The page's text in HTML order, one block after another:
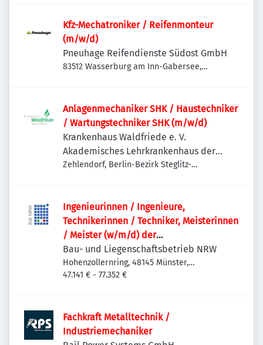
Kfz-Mechatroniker / Reifenmonteur
(m/w/d)
Pneuhage Reifendienste Südost GmbH
83512 Wasserburg am Inn-Gabersee,
Anlagenmechaniker SHK / Haustechniker
/ Wartungstechniker SHK (m/w/d)
Krankenhaus Waldfriede e. V.
Akademisches Lehrkrankenhaus der
Charité
Zehlendorf, Berlin-Bezirk Steglitz-
Ingenieurinnen / Ingenieure,
Technikerinnen / Techniker, Meisterinnen
/ Meister (w/m/d) der
Versorgungstechnik / Technischen
Gebäudeausrüstung als
Projektteammitglied
Bau- und Liegenschaftsbetrieb NRW
Hohenzollernring, 48145 Münster,
Deutschland
47.141 € - 77.352 €
Fachkraft Metalltechnik /
Industriemechaniker